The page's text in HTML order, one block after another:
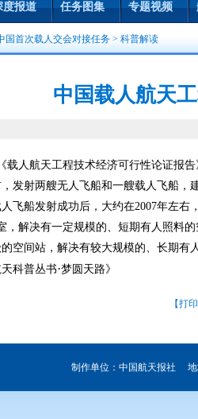
度报道 任务图集 专题视频
国首次载人交会对接任务 > 科普解读
中国载人航天
人航天工程技术经济可行性论证报告
射两艘无人飞船和一艘载人飞船，
船发射成功后，大约在2007年左右
，解决有一定规模的、短期有人照料的
间站，解决有较大规模的、长期有
科普丛书·梦圆天路》
【打印
制作单位：中国航天报社